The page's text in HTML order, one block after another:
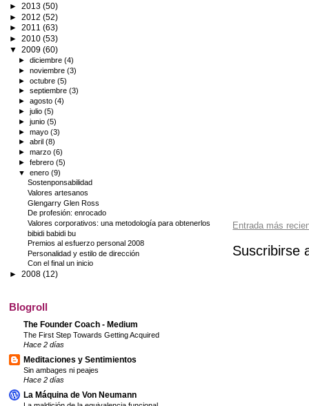
Entrada más
Suscribirse
► 2013 (50)
► 2012 (52)
► 2011 (63)
► 2010 (53)
▼ 2009 (60)
►diciembre(4)
►noviembre(3)
►octubre(5)
►septiembre(3)
►agosto(4)
►julio(5)
►junio(5)
►mayo(3)
►abril(8)
►marzo(6)
►febrero(5)
▼enero(9)
Sostenponsabilidad
Valores artesanos
Glengarry Glen Ross
De profesión: enrocado
Valores corporativos: una metodología para obtenerlos
bibidi babidi bu
Premios al esfuerzo personal 2008
Personalidad y estilo de dirección
Con el final un inicio
► 2008 (12)
Blogroll
The Founder Coach - Medium
The First Step Towards Getting Acquired
Hace 2 días
Meditaciones y Sentimientos
Sin ambages ni peajes
Hace 2 días
La Máquina de Von Neumann